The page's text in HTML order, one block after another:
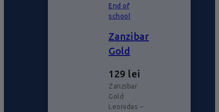
End of
school
Zanzibar
Gold
129 lei
Zanzibar
Gold
Leonidas –